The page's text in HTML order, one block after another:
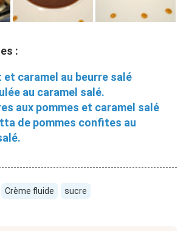
:
et caramel au beurre salé
au caramel salé.
aux pommes et caramel salé
de pommes confites au
Crème fluide sucre